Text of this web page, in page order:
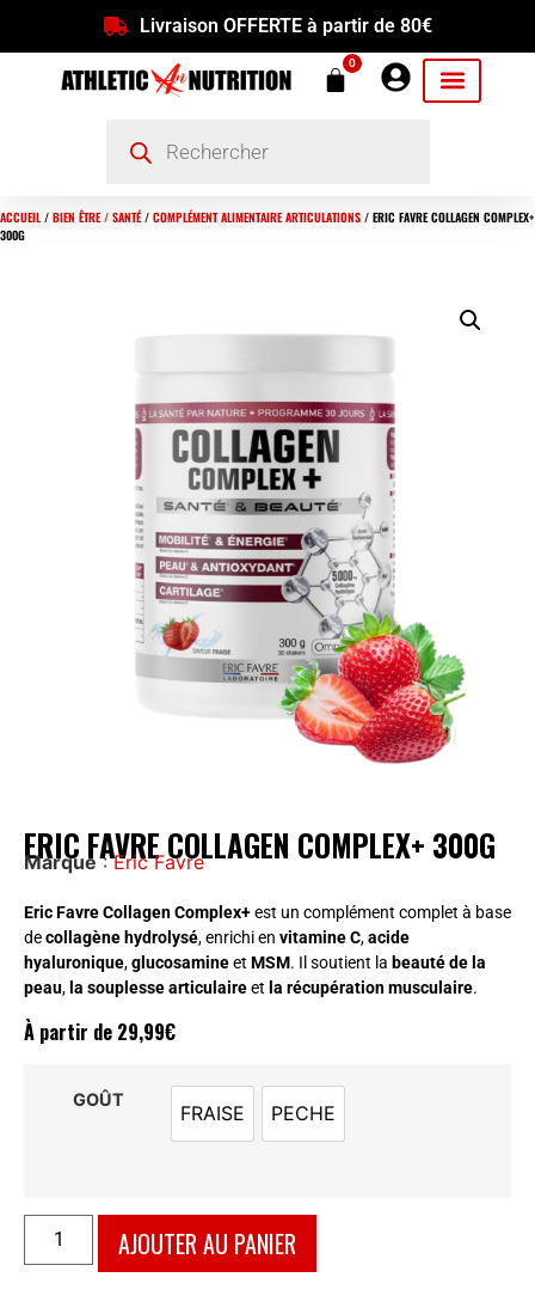
Livraison OFFERTE à partir de 80€
0
ACCUEIL/ BIEN ÊTRE / SANTÉ/ COMPLÉMENT ALIMENTAIRE ARTICULATIONS / ERIC FAVRE COLLAGEN COMPLEX+
300G
ERIC FAVRE COLLAGEN COMPLEX+ 300G
Marque:Eric Favre
Eric Favre Collagen Complex+est un complément complet à base
decollagène hydrolysé, enrichi en vitamine C,acide
hyaluronique,glucosamineet MSM. Il soutient la beauté de la
peau, la souplesse articulaireet la récupération musculaire.
À partir de 29,99€
GOÛT
FRAISE
FRAISE
PECHE
PECHE
AJOUTER AU PANIER